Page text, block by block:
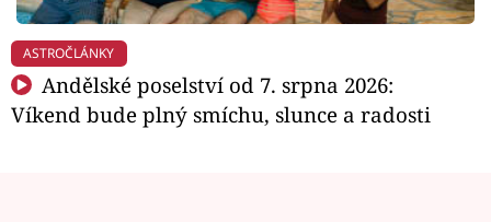
ASTROČLÁNKY
Andělské poselství od 7. srpna 2026:
Víkend bude plný smíchu, slunce a radosti